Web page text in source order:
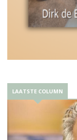
LAATSTE COLUMN